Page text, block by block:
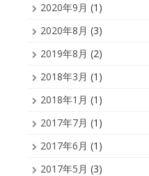
2020年9月 (1)
2020年8月 (3)
2019年8月 (2)
2018年3月 (1)
2018年1月 (1)
2017年7月 (1)
2017年6月 (1)
2017年5月 (3)